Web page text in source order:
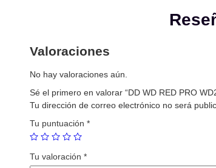
Valoraciones
No hay valoraciones aún.
Sé el primero en valorar “DD WD RED PRO
Tu dirección de correo electrónico no será
Tu puntuación *
Tu valoración *